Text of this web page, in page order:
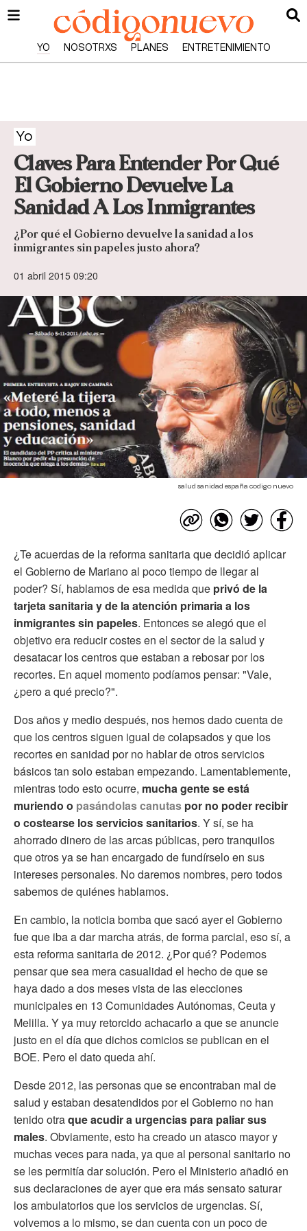
YO NOSOTRXS PLANES ENTRETENIMIENTO
Yo
Claves Para Entender Por Qué
El Gobierno Devuelve La
Sanidad A Los Inmigrantes
¿Por qué el Gobierno devuelve la sanidad a los
inmigrantes sin papeles justo ahora?
01 abril 2015 09:20
salud sanidad españa codigo nuevo
¿Te acuerdas de la reforma sanitaria que decidió aplicar
el Gobierno de Mariano al poco tiempo de llegar al
poder? Sí, hablamos de esa medida que privó de la
tarjeta sanitaria y de la atención primaria a los
inmigrantes sin papeles. Entonces se alegó que el
objetivo era reducir costes en el sector de la salud y
desatacar los centros que estaban a rebosar por los
recortes. En aquel momento podíamos pensar: "Vale,
¿pero a qué precio?".
Dos años y medio después, nos hemos dado cuenta de
que los centros siguen igual de colapsados y que los
recortes en sanidad por no hablar de otros servicios
básicos tan solo estaban empezando. Lamentablemente,
mientras todo esto ocurre, mucha gente se está
muriendo o pasándolas canutas por no poder recibir
o costearse los servicios sanitarios. Y sí, se ha
ahorrado dinero de las arcas públicas, pero tranquilos
que otros ya se han encargado de fundírselo en sus
intereses personales. No daremos nombres, pero todos
sabemos de quiénes hablamos.
En cambio, la noticia bomba que sacó ayer el Gobierno
fue que iba a dar marcha atrás, de forma parcial, eso sí, a
esta reforma sanitaria de 2012. ¿Por qué? Podemos
pensar que sea mera casualidad el hecho de que se
haya dado a dos meses vista de las elecciones
municipales en 13 Comunidades Autónomas, Ceuta y
Melilla. Y ya muy retorcido achacarlo a que se anuncie
justo en el día que dichos comicios se publican en el
BOE. Pero el dato queda ahí.
Desde 2012, las personas que se encontraban mal de
salud y estaban desatendidos por el Gobierno no han
tenido otraque acudir a urgencias para paliar sus
males. Obviamente, esto ha creado un atasco mayor y
muchas veces para nada, ya que al personal sanitario no
se les permitía dar solución. Pero el Ministerio añadió en
sus declaraciones de ayer que era más sensato saturar
los ambulatorios que los servicios de urgencias. Sí,
volvemos a lo mismo, se dan cuenta con un poco de